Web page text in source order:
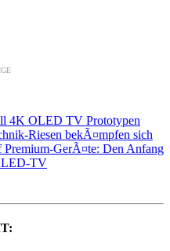
4K OLED TV Prototypen
Riesen bekÃ¤mpfen sich
Premium-GerÃ¤te: Den Anfang
TV